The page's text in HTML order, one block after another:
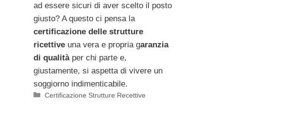
ad essere sicuri di aver scelto il posto
giusto? A questo ci pensa la
certificazione delle strutture
ricettive una vera e propria garanzia
di qualità per chi parte e,
giustamente, si aspetta di vivere un
soggiorno indimenticabile.
Categorie
Certificazione Strutture Recettive